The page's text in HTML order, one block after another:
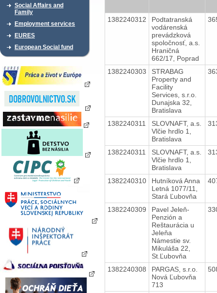
Social Affairs and
Family
Employment services
EURES
European Social fund
1382240312
Podtatranská
vodárenská
prevádzková
spoločnosť, a.s.
Hraničná
662/17, Poprad
1382240303
STRABAG
Property and
Facility
Services, s.r.o.
Dunajska 32,
Bratislava
1382240311
SLOVNAFT, a.s.
Vlčie hrdlo 1,
Bratislava
1382240311
SLOVNAFT, a.s.
Vlčie hrdlo 1,
Bratislava
1382240310
Hutníková Anna
Letná 1077/11,
Stará Ľubovňa
1382240309
Pavel Jeleň-
Penzión a
Reštaurácia u
Jeleňa
Námestie sv.
Mikuláša 22,
St.Ľubovňa
1382240308
PARGAS, s.r.o.
Nová Ľubovňa
713